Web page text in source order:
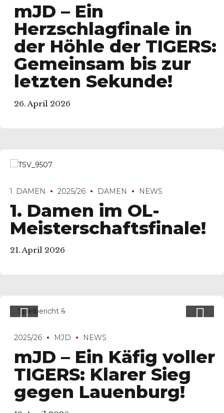
mJD – Ein
Herzschlagfinale in
der Höhle der TIGERS:
Gemeinsam bis zur
letzten Sekunde!
26. April 2026
1. DAMEN 2025/26 DAMEN NEWS
1. Damen im OL-
Meisterschaftsfinale!
21. April 2026
2025/26 MJD NEWS
mJD – Ein Käfig voller
TIGERS: Klarer Sieg
gegen Lauenburg!